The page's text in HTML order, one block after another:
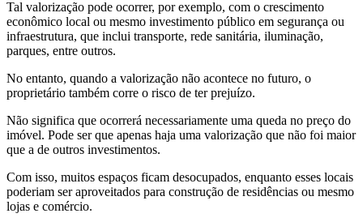
Tal valorização pode ocorrer, por exemplo, com o crescimento
econômico local ou mesmo investimento público em segurança ou
infraestrutura, que inclui transporte, rede sanitária, iluminação,
parques, entre outros.
No entanto, quando a valorização não acontece no futuro, o
proprietário também corre o risco de ter prejuízo.
Não significa que ocorrerá necessariamente uma queda no preço do
imóvel. Pode ser que apenas haja uma valorização que não foi maior
que a de outros investimentos.
Com isso, muitos espaços ficam desocupados, enquanto esses locais
poderiam ser aproveitados para construção de residências ou mesmo
lojas e comércio.